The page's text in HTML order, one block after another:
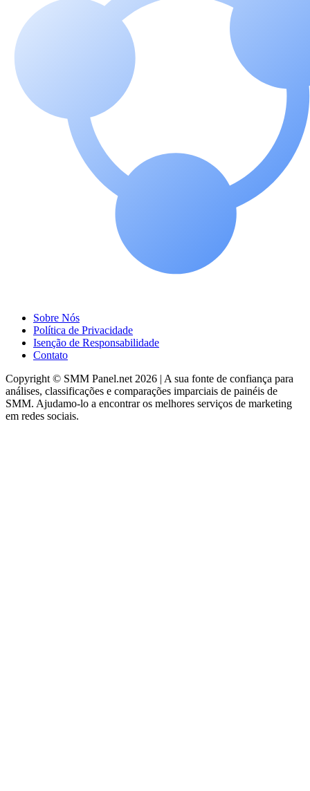
Sobre Nós
Política de Privacidade
Isenção de Responsabilidade
Contato
Copyright © SMM Panel.net 2026 | A sua fonte de confiança para
análises, classificações e comparações imparciais de painéis de
SMM. Ajudamo-lo a encontrar os melhores serviços de marketing
em redes sociais.